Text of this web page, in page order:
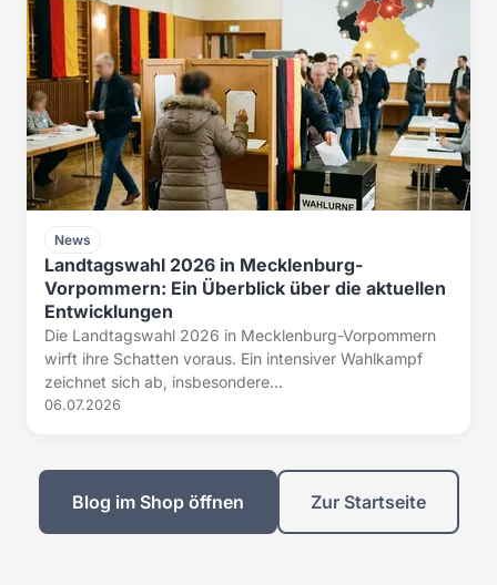
News
Landtagswahl 2026 in Mecklenburg-
Vorpommern: Ein Überblick über die aktuellen
Entwicklungen
Die Landtagswahl 2026 in Mecklenburg-Vorpommern
wirft ihre Schatten voraus. Ein intensiver Wahlkampf
zeichnet sich ab, insbesondere...
06.07.2026
Blog im Shop öffnen Zur Startseite